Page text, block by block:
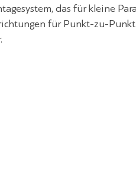
das für kleine
für Punkt-zu-